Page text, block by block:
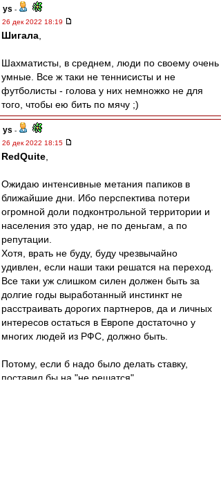
ys -
26 дек 2022 18:19
Шигала
Шахматисты, в среднем, люди по своему очень
умные. Все ж таки не теннисисты и не
футболисты - голова у них немножко не для
того, чтобы ею бить по мячу ;)
ys -
26 дек 2022 18:15
RedQuite
Ожидаю интенсивные метания папиков в
ближайшие дни. Ибо перспектива потери
огромной доли подконтрольной территории и
населения это удар, не по деньгам, а по
репутации.
Хотя, врать не буду, буду чрезвычайно
удивлен, если наши таки решатся на переход.
Все таки уж слишком силен должен быть за
долгие годы выработанный инстинкт не
расстраивать дорогих партнеров, да и личных
интересов остаться в Европе достаточно у
многих людей из РФС, должно быть.
Потому, если б надо было делать ставку,
поставил бы на "не решатся".